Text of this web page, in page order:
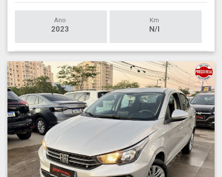
Ano
2023
Km
N/I